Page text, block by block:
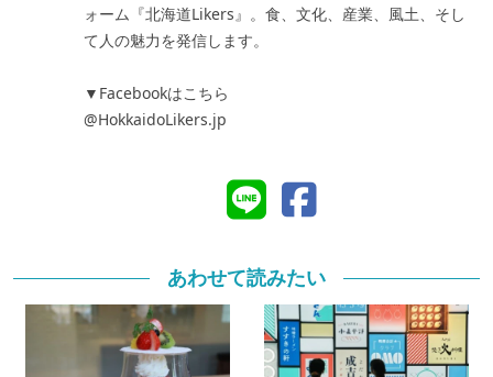
ォーム『北海道Likers』。食、文化、産業、風土、そし
て人の魅力を発信します。
▼Facebookはこちら
@HokkaidoLikers.jp
あわせて読みたい